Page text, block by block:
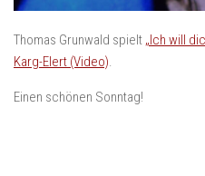
Thomas Grunwald spielt „Ich will
Karg-Elert (Video).
Einen schönen Sonntag!